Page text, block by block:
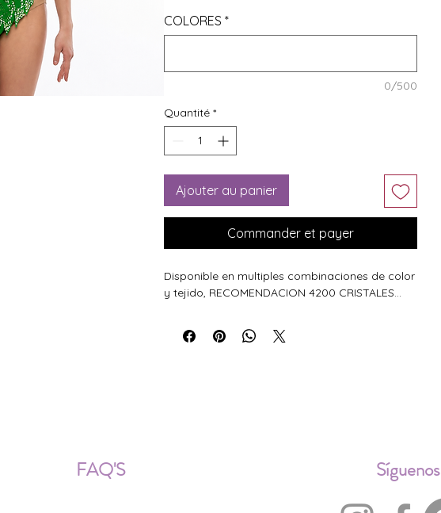
COLORES *
0/500
Quantité *
Ajouter au panier
Commander et payer
Disponible en multiples combinaciones de color
y tejido, RECOMENDACION 4200 CRISTALES...
FAQ'S Síguenos